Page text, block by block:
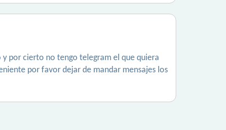
por cierto no tengo telegram el que quiera
por favor dejar de mandar mensajes los